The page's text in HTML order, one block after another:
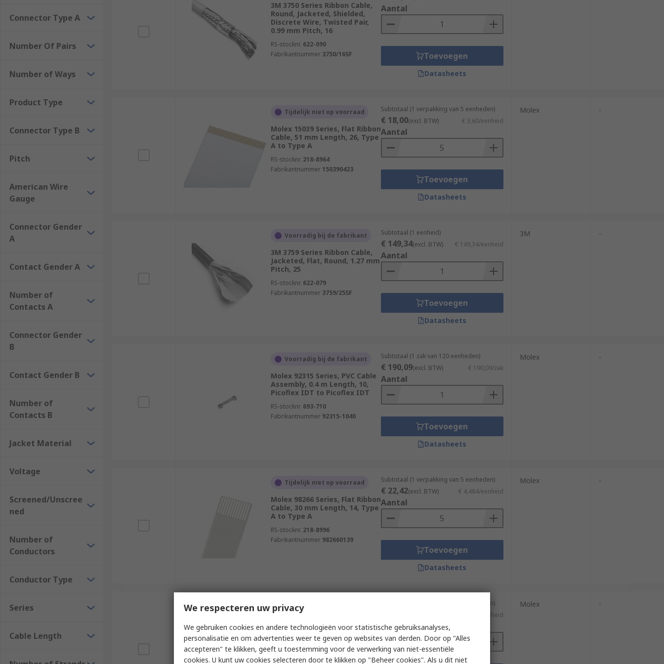
Connector Type A
Number Of Pairs
Number of Ways
Product Type
Connector Type B
Pitch
American Wire
Gauge
Connector Gender
A
Contact Gender A
Number of
Contacts A
Connector Gender
B
Contact Gender B
Number of
Contacts B
Jacket Material
Voltage
Screened/Unscree
ned
Number of
Conductors
Conductor Type
Series
Cable Length
3M 3750 Series Ribbon Cable,
Round, Jacketed, Shielded,
Discrete Wire, Twisted Pair,
0.99 mm Pitch, 16
RS-stocknr. 622-090
Fabrikantnummer 3750/16SF
Aantal
Toevoegen
Datasheets
Tijdelijk niet op voorraad
Molex 15039 Series, Flat Ribbon
Cable, 51 mm Length, 26, Type
A to Type A
RS-stocknr. 218-8964
Fabrikantnummer 150390423
Subtotaal (1 verpakking van 5 eenheden)
€ 18,00(excl. BTW) € 3,60/eenheid
Aantal
Toevoegen
Datasheets
Molex -
Voorradig bij de fabrikant
3M 3759 Series Ribbon Cable,
Jacketed, Flat, Round, 1.27 mm
Pitch, 25
RS-stocknr. 622-079
Fabrikantnummer 3759/25SF
Subtotaal (1 eenheid)
€ 149,34(excl. BTW) € 149,34/eenheid
Aantal
Toevoegen
Datasheets
3M -
Voorradig bij de fabrikant
Molex 92315 Series, PVC Cable
Assembly, 0.4 m Length, 10,
Picoflex IDT to Picoflex IDT
RS-stocknr. 693-710
Fabrikantnummer 92315-1040
Subtotaal (1 zak van 120 eenheden)
€ 190,09(excl. BTW) € 190,09/zak
Aantal
Toevoegen
Datasheets
Molex -
Tijdelijk niet op voorraad
Molex 98266 Series, Flat Ribbon
Cable, 30 mm Length, 14, Type
A to Type A
RS-stocknr. 218-8996
Fabrikantnummer 982660139
Subtotaal (1 verpakking van 5 eenheden)
€ 22,42(excl. BTW) € 4,484/eenheid
Aantal
Toevoegen
Datasheets
Molex -
Tijdelijk niet op voorraad
Molex 98267 Series, Flat Ribbon
Ribbon Cable, 76 mm Length,
18, Type A to Type A
RS-stocknr.218-9103
Subtotaal (1 verpakking van 5 eenheden)
€ 2,836/eenheid
Aantal
Molex -
We respecteren uw privacy
We gebruiken cookies en andere technologieën voor statistische gebruiksanalyses,
personalisatie en om advertenties weer te geven op websites van derden. Door op "Alles
accepteren" te klikken, geeft u toestemming voor de verwerking van niet-essentiële
cookies. U kunt uw cookies selecteren door te klikken op "Beheer cookies". Als u dit niet